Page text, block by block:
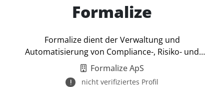
Formalize
Formalize dient der Verwaltung und
Automatisierung von Compliance-, Risiko- und
Auditprozessen.
Formalize ApS
nicht verifiziertes Profil